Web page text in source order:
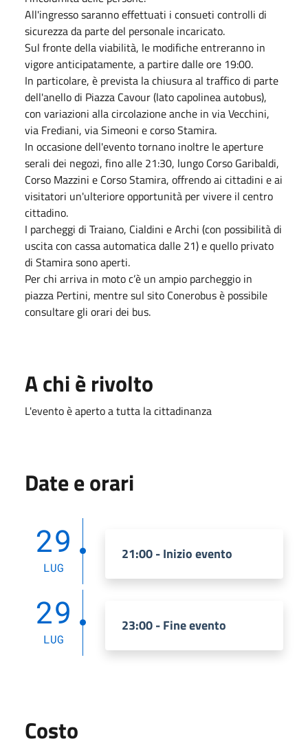
All'ingresso saranno effettuati i consueti controlli di
sicurezza da parte del personale incaricato.
Sul fronte della viabilità, le modifiche entreranno in
vigore anticipatamente, a partire dalle ore 19:00.
In particolare, è prevista la chiusura al traffico di parte
dell'anello di Piazza Cavour (lato capolinea autobus),
con variazioni alla circolazione anche in via Vecchini,
via Frediani, via Simeoni e corso Stamira.
In occasione dell'evento tornano inoltre le aperture
serali dei negozi, fino alle 21:30, lungo Corso Garibaldi,
Corso Mazzini e Corso Stamira, offrendo ai cittadini e ai
visitatori un'ulteriore opportunità per vivere il centro
cittadino.
I parcheggi di Traiano, Cialdini e Archi (con possibilità di
uscita con cassa automatica dalle 21) e quello privato
di Stamira sono aperti.
Per chi arriva in moto c’è un ampio parcheggio in
piazza Pertini, mentre sul sito Conerobus è possibile
consultare gli orari dei bus.
A chi è rivolto
L'evento è aperto a tutta la cittadinanza
Date e orari
29
LUG
21:00 - Inizio evento
29
LUG
23:00 - Fine evento
Costo